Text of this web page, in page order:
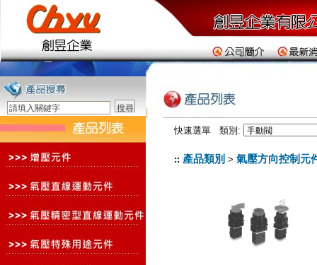
快速選單 類別:
:: 產品類別 > 氣壓方向控制元